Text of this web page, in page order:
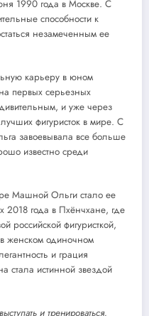
1990 года в Москве. С
способности к
незамеченным ее
карьеру в юном
первых серьезных
и уже через
фигуристок в мире. С
завоевывала все больше
известно среди
Машной Ольги стало ее
2018 года в Пхёнчхане, где
российской фигуристкой,
женском одиночном
и грация
стала истинной звездой
и тренироваться,